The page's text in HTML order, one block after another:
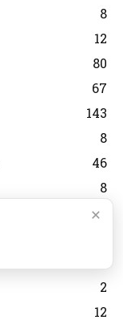
8
12
80
67
143
8
46
8
132
2
12
×